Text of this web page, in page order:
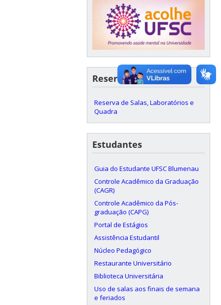
Reservas
Reserva de Salas, Laboratórios e
Quadra
Estudantes
Guia do Estudante UFSC Blumenau
Controle Acadêmico da Graduação
(CAGR)
Controle Acadêmico da Pós-
graduação (CAPG)
Portal de Estágios
Assistência Estudantil
Núcleo Pedagógico
Restaurante Universitário
Biblioteca Universitária
Uso de salas aos finais de semana
e feriados